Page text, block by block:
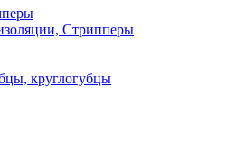
Стрипперы
круглогубцы